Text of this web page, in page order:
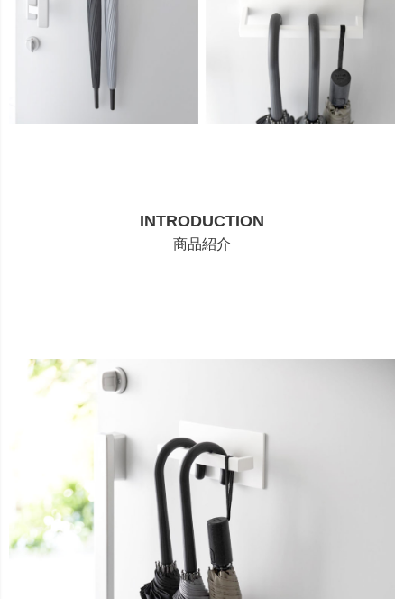
INTRODUCTION
商品紹介